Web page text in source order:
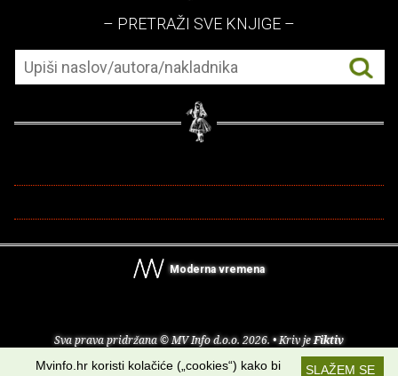
– PRETRAŽI SVE KNJIGE –
Moderna vremena
Sva prava pridržana © MV Info d.o.o. 2026. • Kriv jeFiktiv
SLAŽEM SE
Mvinfo.hr koristi kolačiće („cookies“) kako bi